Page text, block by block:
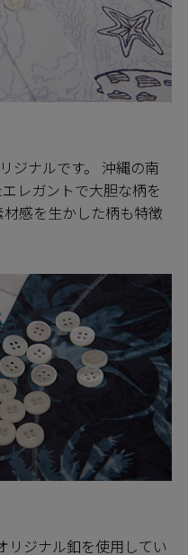
ジナルです。 沖縄の南
レガントで大胆な柄を
感を生かした柄も特徴
リジナル釦を使用してい